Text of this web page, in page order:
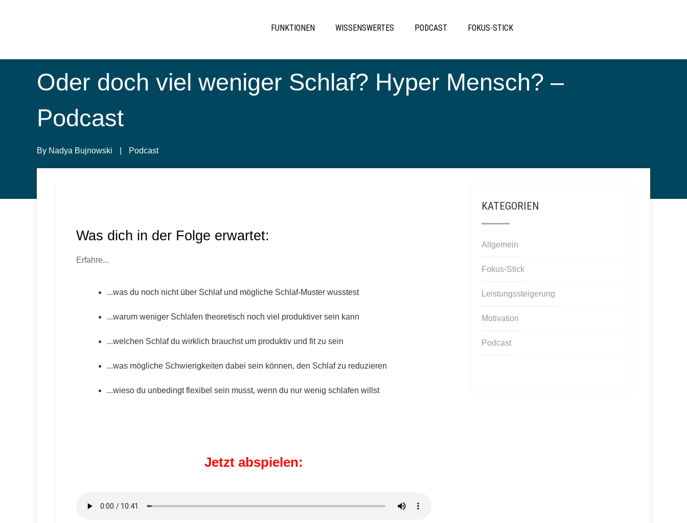
FUNKTIONEN WISSENSWERTES PODCAST FOKUS-STICK
Oder doch viel weniger Schlaf? Hyper Mensch? –
Podcast
By Nadya Bujnowski Podcast
Was dich in der Folge erwartet:
Erfahre...
...was du noch nicht über Schlaf und mögliche Schlaf-Muster wusstest
...warum weniger Schlafen theoretisch noch viel produktiver sein kann
...welchen Schlaf du wirklich brauchst um produktiv und fit zu sein
...was mögliche Schwierigkeiten dabei sein können, den Schlaf zu reduzieren
...wieso du unbedingt flexibel sein musst, wenn du nur wenig schlafen willst
Jetzt abspielen:
KATEGORIEN
Allgemein
Fokus-Stick
Leistungssteigerung
Motivation
Podcast